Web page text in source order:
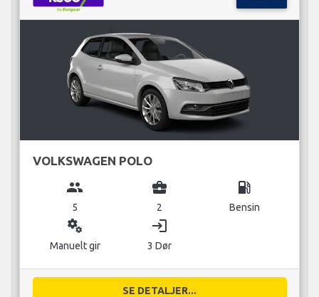
VOLKSWAGEN POLO
group
5
business_center
2
local_gas_station
Bensin
miscellaneous_services
Manuelt gir
login
3 Dør
SE DETALJER...